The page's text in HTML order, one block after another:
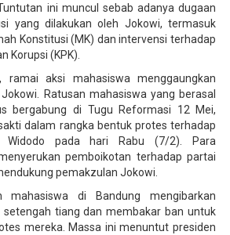
ini muncul sebab adanya dugaan
yang dilakukan oleh Jokowi, termasuk
Konstitusi (MK) dan intervensi terhadap
Korupsi (KPK).
ramai aksi mahasiswa menggaungkan
Ratusan mahasiswa yang berasal
bergabung di Tugu Reformasi 12 Mei,
dalam rangka bentuk protes terhadap
Widodo pada hari Rabu (7/2). Para
pemboikotan terhadap partai
pemakzulan Jokowi.
mahasiswa di Bandung mengibarkan
setengah tiang dan membakar ban untuk
mereka. Massa ini menuntut presiden